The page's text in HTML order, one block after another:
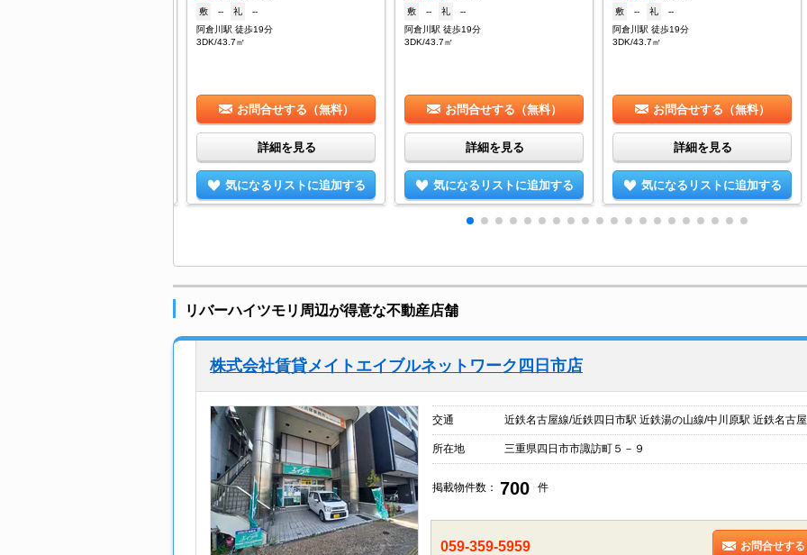
敷
-- 礼
--
阿倉川駅 徒歩19分
3DK/43.7㎡
お問合せする（無料）
詳細を見る
気になるリストに追加する
敷
-- 礼
--
阿倉川駅 徒歩19分
3DK/43.7㎡
お問合せする（無料）
詳細を見る
気になるリストに追加する
敷
-- 礼
--
阿倉川駅 徒歩19分
3DK/43.7㎡
お問合せする（無料）
詳細を見る
気になるリストに追加する
リバーハイツモリ周辺が得意な不動産店舗
株式会社賃貸メイトエイブルネットワーク四日市店
交通 近鉄名古屋線/近鉄四日市駅 近鉄湯の山線/中川原駅 近鉄名古
所在地 三重県四日市市諏訪町５－９
掲載物件数： 700 件
059-359-5959 お問合せする